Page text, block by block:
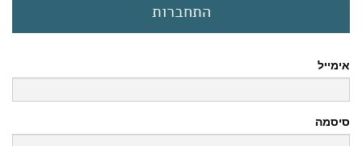
התחברות
אימייל
סיסמה